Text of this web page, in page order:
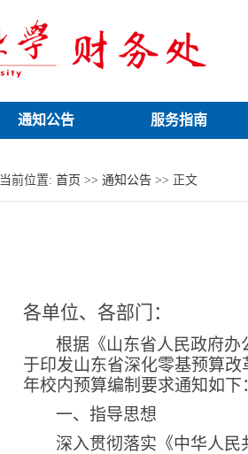
通知公告 服务指南
当前位置: 首页 >> 通知公告 >> 正文
各单位、各部门：
根据《山东省人民政府办
于印发山东省深化零基预算
年校内预算编制要求通知如下
一、指导思想
深入贯彻落实《中华人